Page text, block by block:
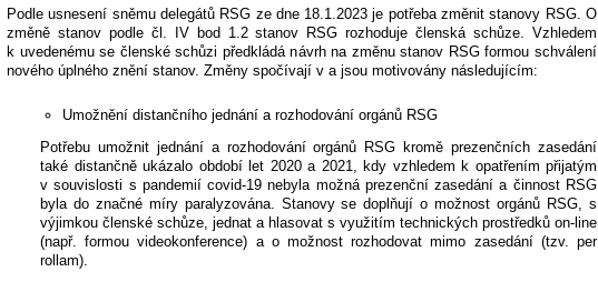
Podle usnesení sněmu delegátů RSG ze dne 18.1.2023 je potřeba změnit stanovy RSG. O
změně stanov podle čl. IV bod 1.2 stanov RSG rozhoduje členská schůze. Vzhledem
k uvedenému se členské schůzi předkládá návrh na změnu stanov RSG formou schválení
nového úplného znění stanov. Změny spočívají v a jsou motivovány následujícím:
Umožnění distančního jednání a rozhodování orgánů RSG
Potřebu umožnit jednání a rozhodování orgánů RSG kromě prezenčních zasedání
také distančně ukázalo období let 2020 a 2021, kdy vzhledem k opatřením přijatým
v souvislosti s pandemií covid-19 nebyla možná prezenční zasedání a činnost RSG
byla do značné míry paralyzována. Stanovy se doplňují o možnost orgánů RSG, s
výjimkou členské schůze, jednat a hlasovat s využitím technických prostředků on-line
(např. formou videokonference) a o možnost rozhodovat mimo zasedání (tzv. per
rollam).